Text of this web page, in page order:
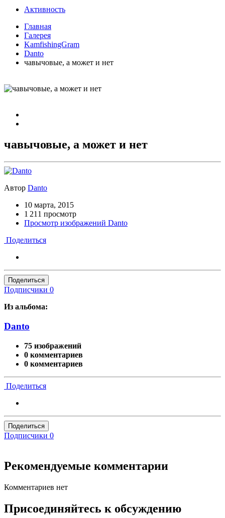
Активность
Главная
Галерея
KamfishingGram
Danto
чавычовые, а может и нет
чавычовые, а может и нет
Автор Danto
10 марта, 2015
1 211 просмотр
Просмотр изображений Danto
Поделиться
Поделиться
Подписчики 0
Из альбома:
Danto
75 изображений
0 комментариев
0 комментариев
Поделиться
Поделиться
Подписчики 0
Рекомендуемые комментарии
Комментариев нет
Присоединяйтесь к обсуждению